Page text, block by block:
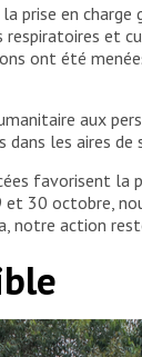
prise en
et
ont été
aux
les aires de
favorisent la
et 30 octobre,
notre action